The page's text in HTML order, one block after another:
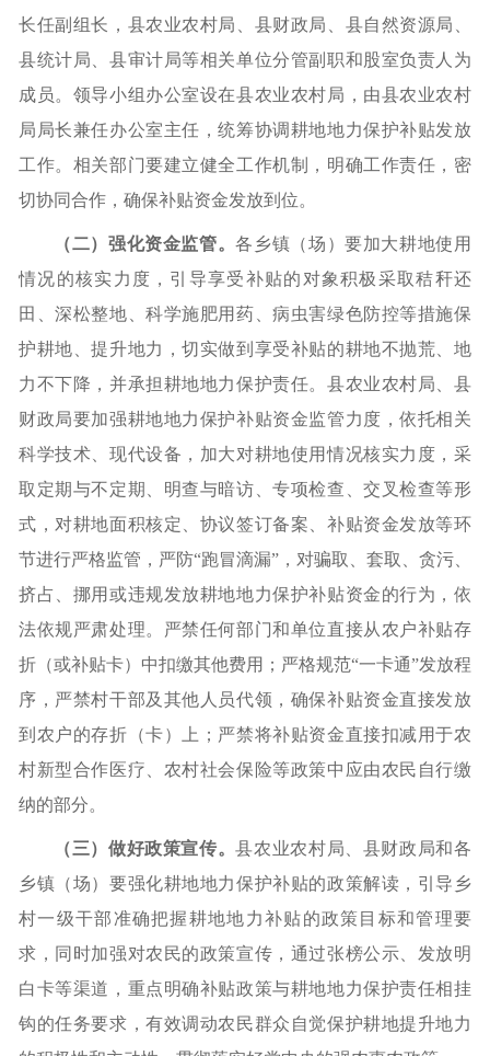
长任副组长，县农业农村局、县财政局、县自然资源局、
县统计局、县审计局等相关单位分管副职和股室负责人为
成员。领导小组办公室设在县农业农村局 ，由县农业农村
局局长兼任办公室主任，统筹协调耕地地力保护补贴发放
工作。 相关部门要建立健全工作机制，明确工作责任，密
切协同合作，确保补贴资金发放到位。
（二）强化资金监管。各乡镇（场）要加大耕地使用
情况的核实力度，引导享受补贴的对象积极采取秸秆还
田、深松整地、科学施肥用药、病虫害绿色防控等措施保
护耕地、提升地力，切实做到享受补贴的耕地不抛荒、地
力不下降，并承担耕地地力保护责任。县农业农村局、县
财政局要加强耕地地力保护补贴资金监管力度，依托相关
科学技术、现代设备，加大对耕地使用情况核实力度，采
取定期与不定期、明查与暗访、专项检查、交叉检查等形
式，对耕地面积核定、协议签订备案、补贴资金发放等环
节进行严格监管，严防“跑冒滴漏”，对骗取、套取、贪污、
挤占、挪用或违规发放耕地地力保护补贴资金的行为，依
法依规严肃处理。严禁任何部门和单位直接从农户补贴存
折（或补贴卡）中扣缴其他费用；严格规范“一卡通”发放程
序，严禁村干部及其他人员代领，确保补贴资金直接发放
到农户的存折（卡）上；严禁将补贴资金直接扣减用于农
村新型合作医疗、农村社会保险等政策中应由农民自行缴
纳的部分。
（三）做好政策宣传。县农业农村局、县财政局和各
乡镇 （场） 要强化耕地地力保护补贴的政策解读，引导乡
村一级干部准确把握耕地地力补贴的政策目标和管理要
求，同时加强对农民的政策宣传，通过张榜公示、发放明
白卡等渠道，重点明确补贴政策与耕地地力保护责任相挂
钩的任务要求，有效调动农民群众自觉保护耕地提升地力